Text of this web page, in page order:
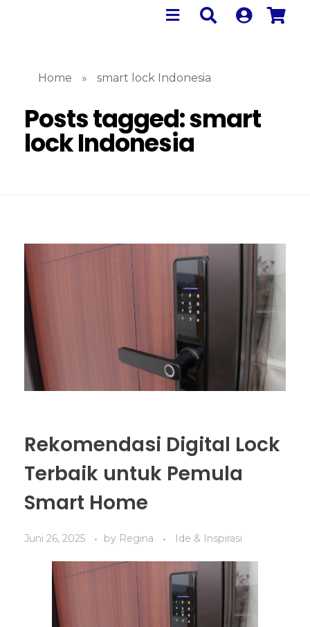
Home » smart lock Indonesia
Posts tagged: smart
lock Indonesia
Rekomendasi Digital Lock
Terbaik untuk Pemula
Smart Home
Juni 26, 2025 by Regina Ide & Inspirasi